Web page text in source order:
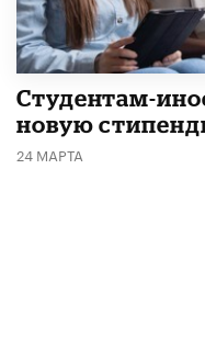
Студентам-
новую
24 МАРТА